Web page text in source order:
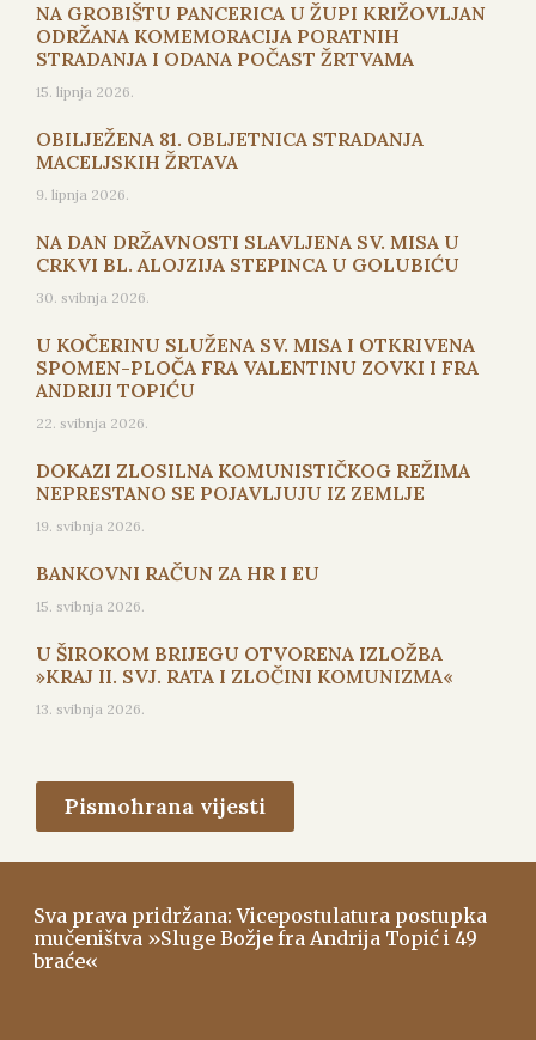
NA GROBIŠTU PANCERICA U ŽUPI KRIŽOVLJAN
ODRŽANA KOMEMORACIJA PORATNIH
STRADANJA I ODANA POČAST ŽRTVAMA
15. lipnja 2026.
OBILJEŽENA 81. OBLJETNICA STRADANJA
MACELJSKIH ŽRTAVA
9. lipnja 2026.
NA DAN DRŽAVNOSTI SLAVLJENA SV. MISA U
CRKVI BL. ALOJZIJA STEPINCA U GOLUBIĆU
30. svibnja 2026.
U KOČERINU SLUŽENA SV. MISA I OTKRIVENA
SPOMEN-PLOČA FRA VALENTINU ZOVKI I FRA
ANDRIJI TOPIĆU
22. svibnja 2026.
DOKAZI ZLOSILNA KOMUNISTIČKOG REŽIMA
NEPRESTANO SE POJAVLJUJU IZ ZEMLJE
19. svibnja 2026.
BANKOVNI RAČUN ZA HR I EU
15. svibnja 2026.
U ŠIROKOM BRIJEGU OTVORENA IZLOŽBA
»KRAJ II. SVJ. RATA I ZLOČINI KOMUNIZMA«
13. svibnja 2026.
Pismohrana vijesti
Sva prava pridržana: Vicepostulatura postupka
mučeništva »Sluge Božje fra Andrija Topić i 49
braće«